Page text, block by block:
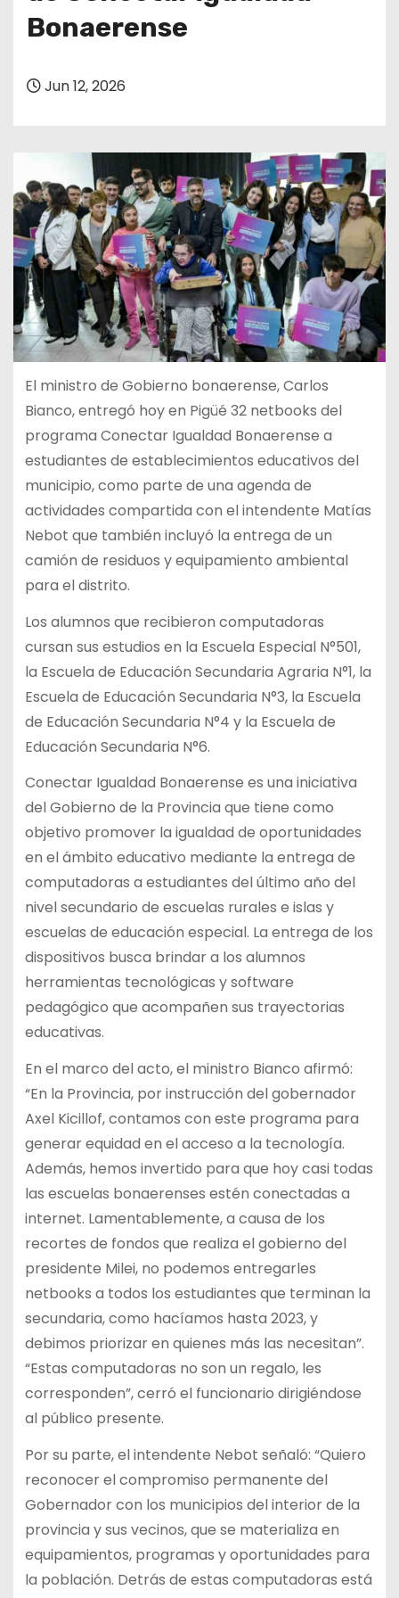
Bonaerense
Jun 12, 2026
El ministro de Gobierno bonaerense, Carlos
Bianco, entregó hoy en Pigüé 32 netbooks del
programa Conectar Igualdad Bonaerense a
estudiantes de establecimientos educativos del
municipio, como parte de una agenda de
actividades compartida con el intendente Matías
Nebot que también incluyó la entrega de un
camión de residuos y equipamiento ambiental
para el distrito.
Los alumnos que recibieron computadoras
cursan sus estudios en la Escuela Especial N°501,
la Escuela de Educación Secundaria Agraria N°1, la
Escuela de Educación Secundaria N°3, la Escuela
de Educación Secundaria N°4 y la Escuela de
Educación Secundaria N°6.
Conectar Igualdad Bonaerense es una iniciativa
del Gobierno de la Provincia que tiene como
objetivo promover la igualdad de oportunidades
en el ámbito educativo mediante la entrega de
computadoras a estudiantes del último año del
nivel secundario de escuelas rurales e islas y
escuelas de educación especial. La entrega de los
dispositivos busca brindar a los alumnos
herramientas tecnológicas y software
pedagógico que acompañen sus trayectorias
educativas.
En el marco del acto, el ministro Bianco afirmó:
“En la Provincia, por instrucción del gobernador
Axel Kicillof, contamos con este programa para
generar equidad en el acceso a la tecnología.
Además, hemos invertido para que hoy casi todas
las escuelas bonaerenses estén conectadas a
internet. Lamentablemente, a causa de los
recortes de fondos que realiza el gobierno del
presidente Milei, no podemos entregarles
netbooks a todos los estudiantes que terminan la
secundaria, como hacíamos hasta 2023, y
debimos priorizar en quienes más las necesitan”.
“Estas computadoras no son un regalo, les
corresponden”, cerró el funcionario dirigiéndose
al público presente.
Por su parte, el intendente Nebot señaló: “Quiero
reconocer el compromiso permanente del
Gobernador con los municipios del interior de la
provincia y sus vecinos, que se materializa en
equipamientos, programas y oportunidades para
la población. Detrás de estas computadoras está